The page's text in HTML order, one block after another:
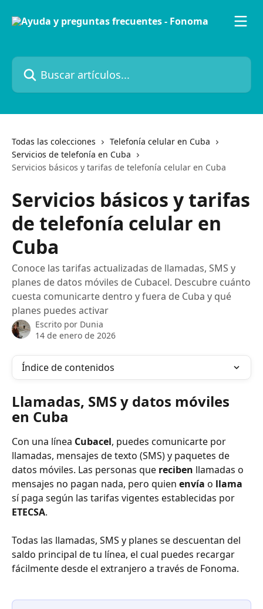
Buscar artículos...
Todas las colecciones
Telefonía celular en Cuba
Servicios de telefonía en Cuba
Servicios básicos y tarifas de telefonía celular en Cuba
Servicios básicos y tarifas
de telefonía celular en
Cuba
Conoce las tarifas actualizadas de llamadas, SMS y
planes de datos móviles de Cubacel. Descubre cuánto
cuesta comunicarte dentro y fuera de Cuba y qué
planes puedes activar
Escrito por Dunia
14 de enero de 2026
Índice de contenidos
Llamadas, SMS y datos móviles
en Cuba
Con una línea Cubacel, puedes comunicarte por
llamadas, mensajes de texto (SMS) y paquetes de
datos móviles. Las personas que reciben llamadas o
mensajes no pagan nada, pero quien envía o llama
sí paga según las tarifas vigentes establecidas por
ETECSA.
Todas las llamadas, SMS y planes se descuentan del
saldo principal de tu línea, el cual puedes recargar
fácilmente desde el extranjero a través de Fonoma.